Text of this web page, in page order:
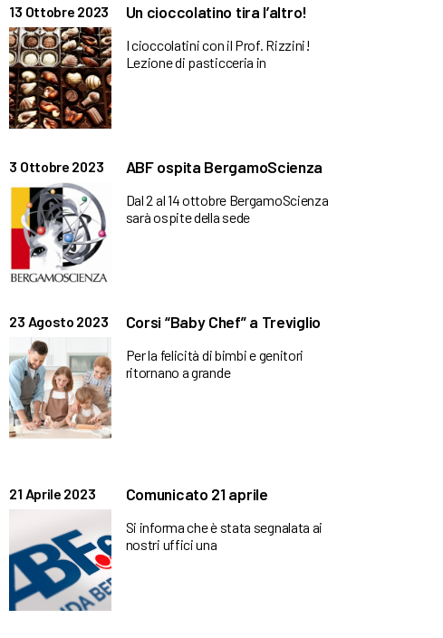
13 Ottobre 2023 Un cioccolatino tira l’altro!
I cioccolatini con il Prof. Rizzini!
Lezione di pasticceria in
3 Ottobre 2023 ABF ospita BergamoScienza
Dal 2 al 14 ottobre BergamoScienza
sarà ospite della sede
23 Agosto 2023 Corsi “Baby Chef” a Treviglio
Per la felicità di bimbi e genitori
ritornano a grande
21 Aprile 2023 Comunicato 21 aprile
Si informa che è stata segnalata ai
nostri uffici una